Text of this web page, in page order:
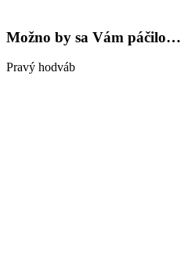
Možno by sa Vám páčilo…
Pravý hodváb